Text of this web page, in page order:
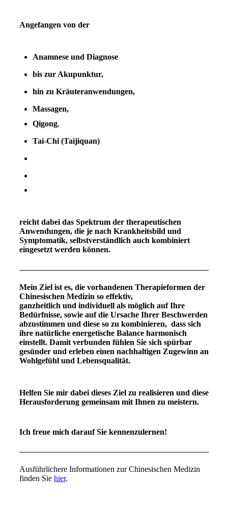
Angefangen von der
Anamnese und Diagnose
bis zur Akupunktur,
hin zu Kräuteranwendungen,
Massagen,
Qigong,
Tai-Chi (Taijiquan)
reicht dabei das Spektrum der therapeutischen
Anwendungen, die je nach Krankheitsbild und
Symptomatik, selbstverständlich auch kombiniert
eingesetzt werden können.
Mein Ziel ist es, die vorhandenen Therapieformen der
Chinesischen Medizin so effektiv,
ganzheitlich und individuell als möglich auf Ihre
Bedürfnisse, sowie auf die Ursache Ihrer Beschwerden
abzustimmen und diese so zu kombinieren, dass sich
ihre natürliche energetische Balance harmonisch
einstellt. Damit verbunden fühlen Sie sich spürbar
gesünder und erleben einen nachhaltigen Zugewinn an
Wohlgefühl und Lebensqualität.
Helfen Sie mir dabei dieses Ziel zu realisieren und diese
Herausforderung gemeinsam mit Ihnen zu meistern.
Ich freue mich darauf Sie kennenzulernen!
Ausführlichere Informationen zur Chinesischen Medizin
finden Sie hier.